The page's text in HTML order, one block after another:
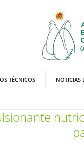
TÉCNICOS NOTICIAS